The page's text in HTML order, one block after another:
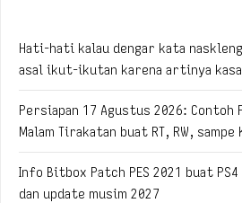
Hati-hati kalau dengar kata
asal ikut-ikutan karena artinya
Persiapan 17 Agustus 2026: Contoh
Malam Tirakatan buat RT, RW, sampe
Info Bitbox Patch PES 2021 buat PS4
dan update musim 2027